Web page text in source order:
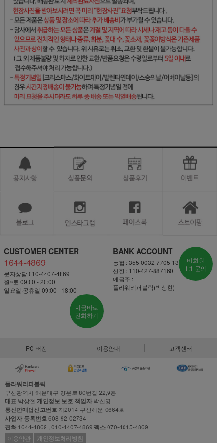
CUSTOMER CENTER
1644-4869
문자상담 010-4407-4869
월~토 09:00 - 20:00
일요일·공휴일 09:00 - 18:00
지금바로
전화하기
BANK ACCOUNT
농협 : 355-0032-7705-13
신한 : 110-427-887160
예금주 :
플라워리퍼블릭(박상현)
비회원
1:1 문의
PC 버전 이용안내 고객센터
플라워리퍼블릭
부산광역시 해운대구 양운로 80번길 22,9층
대표 박상현 개인정보 보호 책임자 박신영
통신판매업신고번호제2014-부산해운-0664호
사업자 등록번호608-92-02734
전화 1644-4869 , 010-4407-4869 팩스070-4015-4869
이용약관
개인정보처리방침